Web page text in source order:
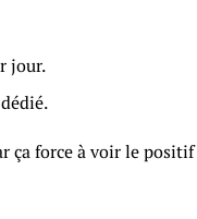
jour.
ça force à voir le positif